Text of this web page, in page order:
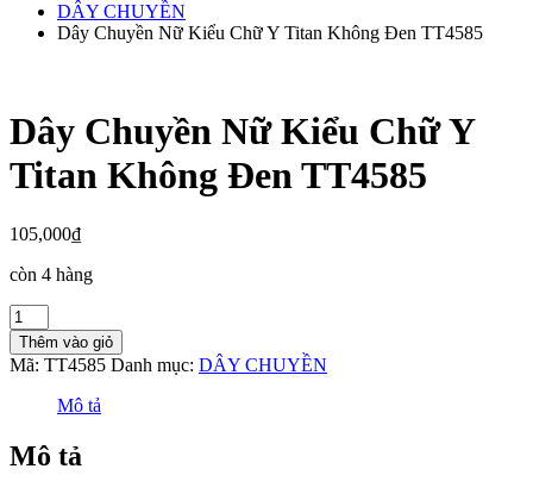
DÂY CHUYỀN
Dây Chuyền Nữ Kiểu Chữ Y Titan Không Đen TT4585
Dây Chuyền Nữ Kiểu Chữ Y
Titan Không Đen TT4585
105,000₫
còn 4 hàng
Dây
Chuyền
Nữ
Kiểu
Titan
Không
Thêm vào giỏ
Mã: TT4585 Danh mục: DÂY CHUYỀN
Mô tả
Mô tả